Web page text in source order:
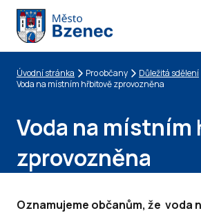
Drobečková navigace
Úvodní stránka Pro občany
Důležitá sdělení
Voda na místním hřbitově zprovozněna
Voda na
zprovozněna
Oznamujeme občanům, že voda